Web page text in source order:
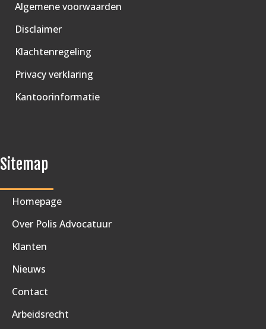
Algemene voorwaarden
Disclaimer
Klachtenregeling
Privacy verklaring
Kantoorinformatie
Sitemap
Homepage
Over Polis Advocatuur
Klanten
Nieuws
Contact
Arbeidsrecht